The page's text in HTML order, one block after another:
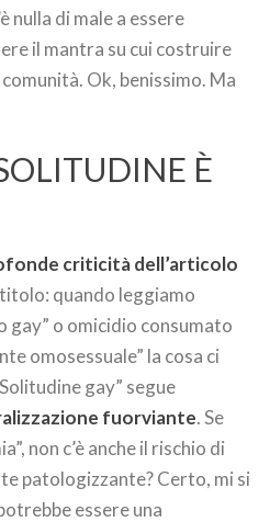
nulla di male a essere
il mantra su cui costruire
Ok, benissimo. Ma
È
criticità dell’articolo
quando leggiamo
gay” o omicidio consumato
omosessuale” la cosa ci
gay” segue
fuorviante. Se
non c’è anche il rischio di
patologizzante? Certo, mi si
essere una